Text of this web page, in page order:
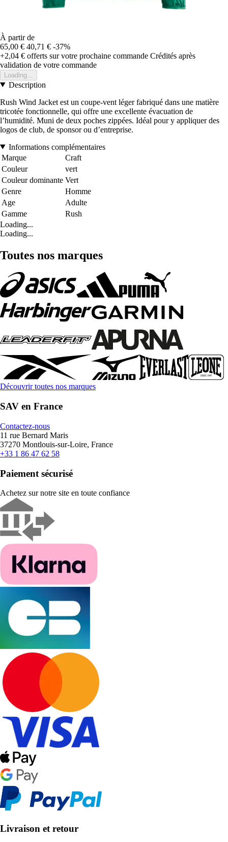
À partir de
65,00 € 40,71 € -37%
+2,04 € offerts sur votre prochaine commande Crédités après
validation de votre commande
Loading...
Description
Rush Wind Jacket est un coupe-vent léger fabriqué dans une matière
tricotée fonctionnelle, qui offre une excellente évacuation de
l’humidité. Muni de deux poches zippées. Idéal pour y appliquer des
logos de club, de sponsor ou d’entreprise.
Informations complémentaires
Marque
Craft
Couleur
vert
Couleur dominante Vert
Genre
Homme
Age
Adulte
Gamme
Rush
Loading...
Loading...
Toutes nos marques
Découvrir toutes nos marques
SAV en France
Contactez-nous
11 rue Bernard Maris
37270 Montlouis-sur-Loire, France
+33 1 86 47 62 58
Paiement sécurisé
Achetez sur notre site en toute confiance
Livraison et retour